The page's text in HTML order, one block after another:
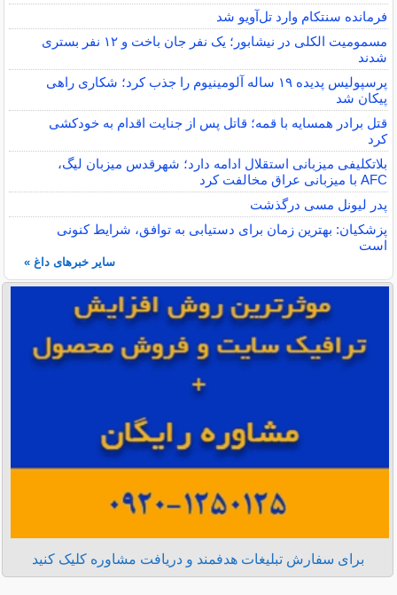
فرمانده سنتکام وارد تل‌آویو شد
مسمومیت الکلی در نیشابور؛ یک نفر جان باخت و ۱۲ نفر بستری
شدند
پرسپولیس پدیده ۱۹ ساله آلومینیوم را جذب کرد؛ شکاری راهی
پیکان شد
قتل برادر همسایه با قمه؛ قاتل پس از جنایت اقدام به خودکشی
کرد
بلاتکلیفی میزبانی استقلال ادامه دارد؛ شهرقدس میزبان لیگ،
AFC با میزبانی عراق مخالفت کرد
پدر لیونل مسی درگذشت
پزشکیان: بهترین زمان برای دستیابی به توافق، شرایط کنونی
است
سایر خبرهای داغ »
برای سفارش تبلیغات هدفمند و دریافت مشاوره کلیک کنید